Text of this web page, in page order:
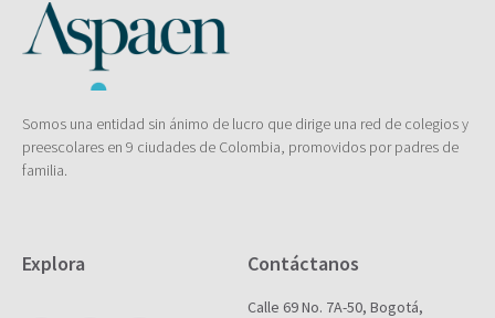
Somos una entidad sin ánimo de lucro que dirige una red de colegios y
preescolares en 9 ciudades de Colombia, promovidos por padres de
familia.
Explora Contáctanos
Calle 69 No. 7A-50, Bogotá,